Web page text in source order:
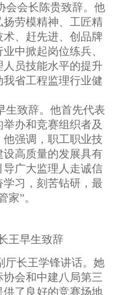
会长陈贵致辞。他
劳模精神、工匠精
、赶先进、创品牌
中掀起岗位练兵、
员技能水平的提升
省工程监理行业健
致辞。他首先代表
办和竞赛组织者及
强调，职工职业技
高质量的发展具有
广大监理人走诚信
习，刻苦钻研，最
”。
王早生致辞
厅长王学锋讲话。她
会和中建八局第三
了良好的竞赛场地